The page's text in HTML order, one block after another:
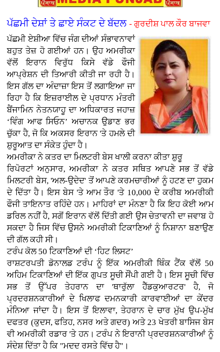
ਪੱਛਮੀ ਦੇਸ਼ਾਂ ਤੇ ਛਾਏ ਸੰਕਟ ਦੇ ਬੱਦਲ- ਗੁਰਦੀਸ਼ ਪਾਲ ਕੌਰ ਬਾਜਵਾ
ਪੱਛਮੀ ਏਸ਼ੀਆ ਵਿੱਚ ਜੰਗ ਦੀਆਂ ਸੰਭਾਵਨਾਵਾਂ
ਬਹੁਤ ਤੇਜ਼ ਹੋ ਗਈਆਂ ਹਨ। ਉਹ ਅਮਰੀਕਾ
ਵੱਲੋਂ ਇਰਾਨ ਵਿਰੁੱਧ ਕਿਸੇ ਵੱਡੇ ਫੌਜੀ
ਆਪ੍ਰੇਸ਼ਨ ਦੀ ਤਿਆਰੀ ਕੀਤੀ ਜਾ ਰਹੀ ਹੈ।
ਇਸ ਗੱਲ ਦਾ ਅੰਦਾਜ਼ਾ ਇਸ ਤੋਂ ਲਗਾਇਆ ਜਾ
ਰਿਹਾ ਹੈ ਕਿ ਇਜ਼ਰਾਈਲ ਦੇ ਪ੍ਰਧਾਨ ਮੰਤਰੀ
ਬੈਂਜਾਮਿਨ ਨੇਤਨਯਾਹੂ ਦਾ ਅਧਿਕਾਰਤ ਜਹਾਜ਼
‘ਵਿੰਗ ਆਫ ਸਿਓਨ’ ਅਚਾਨਕ ਉਡਾਣ ਭਰ
ਚੁੱਕਾ ਹੈ, ਜੋ ਕਿ ਅਕਸਰ ਇਰਾਨ 'ਤੇ ਹਮਲੇ ਦੀ
ਸ਼ੁਰੂਆਤ ਦਾ ਸੰਕੇਤ ਹੁੰਦਾ ਹੈ।
ਅਮਰੀਕਾ ਨੇ ਕਤਰ ਦਾ ਮਿਲਟਰੀ ਬੇਸ ਖਾਲੀ ਕਰਨਾ ਕੀਤਾ ਸ਼ੁਰੂ
ਰਿਪੋਰਟਾਂ ਅਨੁਸਾਰ, ਅਮਰੀਕਾ ਨੇ ਕਤਰ ਸਥਿਤ ਆਪਣੇ ਸਭ ਤੋਂ ਵੱਡੇ
ਮਿਲਟਰੀ ਬੇਸ, 'ਅਲ-ਉਦੇਦ' ਤੋਂ ਆਪਣੇ ਕਰਮਚਾਰੀਆਂ ਨੂੰ ਹਟਣ ਦਾ ਹੁਕਮ
ਦੇ ਦਿੱਤਾ ਹੈ। ਇਸ ਬੇਸ 'ਤੇ ਆਮ ਤੌਰ 'ਤੇ 10,000 ਦੇ ਕਰੀਬ ਅਮਰੀਕੀ
ਫੌਜੀ ਤਾਇਨਾਤ ਰਹਿੰਦੇ ਹਨ। ਮਾਹਿਰਾਂ ਦਾ ਮੰਨਣਾ ਹੈ ਕਿ ਇਹ ਕੋਈ ਆਮ
ਡਰਿਲ ਨਹੀਂ ਹੈ, ਸਗੋਂ ਇਰਾਨ ਵੱਲੋਂ ਦਿੱਤੀ ਗਈ ਉਸ ਚੇਤਾਵਨੀ ਦਾ ਜਵਾਬ ਹੋ
ਸਕਦਾ ਹੈ ਜਿਸ ਵਿੱਚ ਉਸਨੇ ਅਮਰੀਕੀ ਟਿਕਾਣਿਆਂ ਨੂੰ ਨਿਸ਼ਾਨਾ ਬਣਾਉਣ
ਦੀ ਗੱਲ ਕਹੀ ਸੀ।
ਟਰੰਪ ਕੋਲ 50 ਟਿਕਾਣਿਆਂ ਦੀ ‘ਹਿਟ ਲਿਸਟ’
ਰਾਸ਼ਟਰਪਤੀ ਡੋਨਾਲਡ ਟਰੰਪ ਨੂੰ ਇੱਕ ਅਮਰੀਕੀ ਥਿੰਕ ਟੈਂਕ ਵੱਲੋਂ 50
ਅਹਿਮ ਟਿਕਾਣਿਆਂ ਦੀ ਇੱਕ ਗੁਪਤ ਸੂਚੀ ਸੌਂਪੀ ਗਈ ਹੈ। ਇਸ ਸੂਚੀ ਵਿੱਚ
ਸਭ ਤੋਂ ਉੱਪਰ ਤੇਹਰਾਨ ਦਾ 'ਥਾਰੁੱਲਾ ਹੈੱਡਕੁਆਰਟਰ' ਹੈ, ਜੋ
ਪ੍ਰਦਰਸ਼ਨਕਾਰੀਆਂ ਦੇ ਖਿਲਾਫ ਦਮਨਕਾਰੀ ਕਾਰਵਾਈਆਂ ਦਾ ਕੇਂਦਰ
ਮੰਨਿਆ ਜਾਂਦਾ ਹੈ। ਇਸ ਤੋਂ ਇਲਾਵਾ, ਤੇਹਰਾਨ ਦੇ ਚਾਰ ਮੁੱਖ ਉਪ-ਮੁੱਖ
ਦਫਤਰ (ਕੁਦਸ, ਫਤਿਹ, ਨਸਰ ਅਤੇ ਗਦਰ) ਅਤੇ 23 ਖੇਤਰੀ ਬਾਸਿਜ ਬੇਸ
ਵੀ ਅਮਰੀਕੀ ਰਡਾਰ 'ਤੇ ਹਨ। ਟਰੰਪ ਨੇ ਇਰਾਨੀ ਪ੍ਰਦਰਸ਼ਨਕਾਰੀਆਂ ਨੂੰ
ਸੰਦੇਸ਼ ਦਿੱਤਾ ਹੈ ਕਿ "ਮਦਦ ਰਸਤੇ ਵਿੱਚ ਹੈ"।